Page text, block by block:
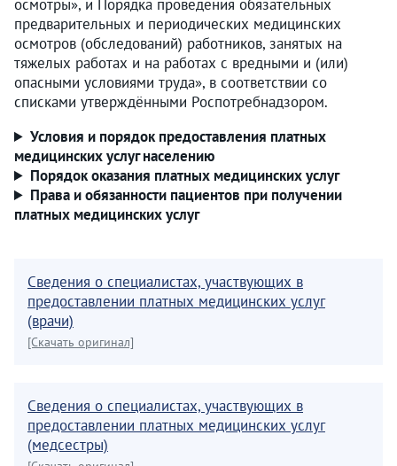
осмотры», и Порядка проведения обязательных
предварительных и периодических медицинских
осмотров (обследований) работников, занятых на
тяжелых работах и на работах с вредными и (или)
опасными условиями труда», в соответствии со
списками утверждёнными Роспотребнадзором.
Условия и порядок предоставления платных
медицинских услуг населению
Порядок оказания платных медицинских услуг
Права и обязанности пациентов при получении
платных медицинских услуг
Сведения о специалистах, участвующих в
предоставлении платных медицинских услуг
(врачи)
[Скачать оригинал]
Сведения о специалистах, участвующих в
предоставлении платных медицинских услуг
(медсестры)